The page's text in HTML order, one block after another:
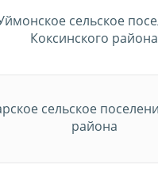
сельское
Коксинского района
сельское
района